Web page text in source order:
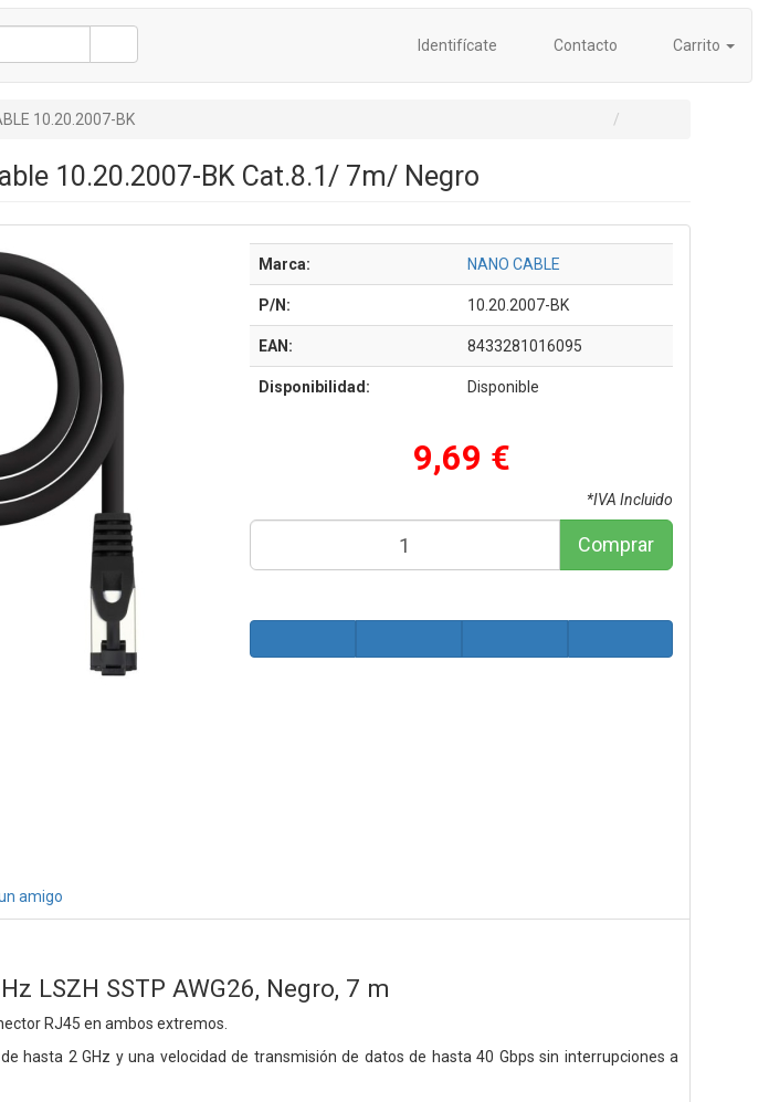
Identifícate Contacto Carrito
10.20.2007-BK
10.20.2007-BK Cat.8.1/ 7m/ Negro
Marca: NANO CABLE
P/N: 10.20.2007-BK
EAN: 8433281016095
Disponibilidad: Disponible
9,69 €
*IVA Incluido
Comprar
amigo
LSZH SSTP AWG26, Negro, 7 m
RJ45 en ambos extremos.
hasta 2 GHz y una velocidad de transmisión de datos de hasta 40 Gbps sin interrupciones a